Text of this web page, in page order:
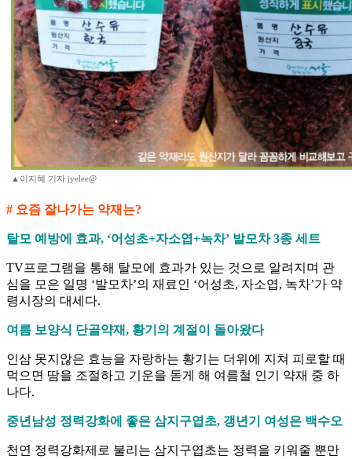
▲이지혜 기자 jyelee@
# 요즘 잘나가는 약재는?
탈모 예방에 효과, ‘어성초+자소엽+녹차’ 발모차 3종 세트
TV프로그램을 통해 탈모에 효과가 있는 것으로 알려지며 관
심을 모은 일명 ‘발모차’의 재료인 ‘어성초, 자소엽, 녹차’가 약
령시장의 대세다.
여름 보양식 단골약재, 황기의 계절이 돌아왔다
인삼 못지않은 효능을 자랑하는 황기는 더위에 지쳐 피로할 때
먹으면 땀을 조절하고 기운을 돋게 해 여름철 인기 약재 중 하
나다.
중년남성 정력강화에 좋은 삼지구엽초, 갱년기 여성은 백수오
천연 정력강화제로 불리는 삼지구엽초는 정력을 키워줄 뿐만